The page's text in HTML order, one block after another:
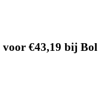
€43,19 bij Bol